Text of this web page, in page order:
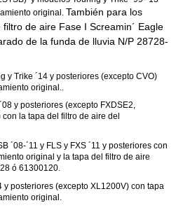
original. También para los
de aire Fase I Screamin´ Eagle
de la funda de lluvia N/P 28728-
y Trike ´14 y posteriores (excepto CVO)
original..
y posteriores (excepto FXDSE2,
con la tapa del filtro de aire del
´08-´11 y FLS y FXS ´11 y posteriores con
original y la tapa del filtro de aire
ó 61300120.
y posteriores (excepto XL1200V) con tapa
original.